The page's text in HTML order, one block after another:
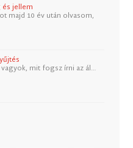
és jellem
majd 10 év után olvasom,
mit fogsz írni az ál…